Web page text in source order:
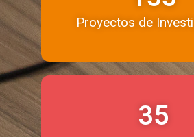
Proyectos de
35